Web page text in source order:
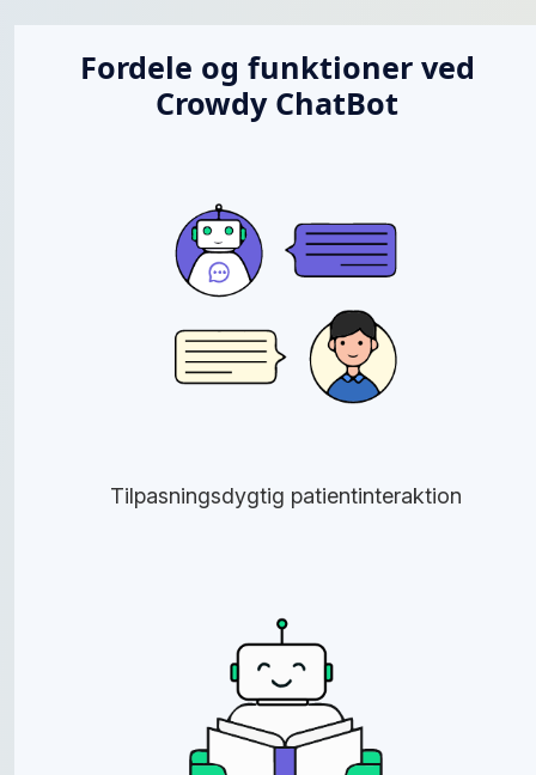
Fordele og funktioner ved
Crowdy ChatBot
Tilpasningsdygtig patientinteraktion